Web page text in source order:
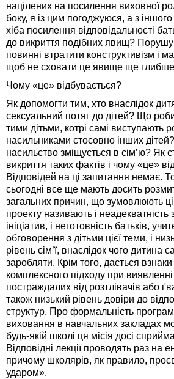
націлених на посилення виховної
боку, я із цим погоджуюся, а з
хіба посилення відповідальності
до викриття подібних явищ?
повинні втратити конструктивізм і
щоб не сховати це явище ще
Чому «це» відбувається?
Як допомогти тим, хто внаслідок
сексуальний потяг до дітей? Що
тими дітьми, котрі самі виступають
насильниками стосовно інших
насильство зміщується в сім’ю? Як
викриття таких фактів і чому «це»
Відповідей на ці запитання немає.
сьогодні все ще мають досить
загальних причин, що зумовлюють
проекту називають і неадекватність
ініціатив, і неготовність батьків,
обговорення з дітьми цієї теми, і
рівень сім’ї, внаслідок чого дитина
заробляти. Крім того, дається взнаки
комплексного підходу при виявленні
постраждалих від розтлівачів або
також низький рівень довіри до
структур. Про формальність
виховання в навчальних закладах
будь-якій школі ця місія досі
Відповідні лекції проводять раз на
причому школярів, як правило,
ударом».